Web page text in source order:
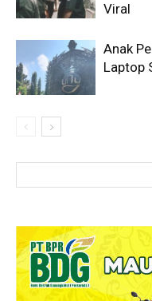
Viral
Anak
Laptop